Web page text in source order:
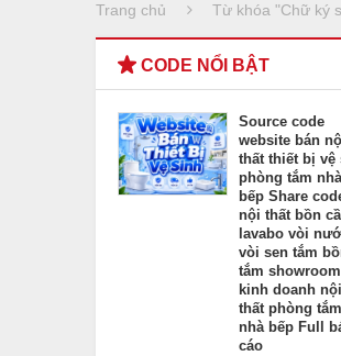
Trang chủ Từ khóa "Chữ ký
CODE NỔI BẬT
Source code
website bán
thất thiết bị vệ
phòng tắm nhà
bếp Share
nội thất bồn
lavabo vòi
vòi sen tắm
tắm showroom
kinh doanh nội
thất phòng tắm
nhà bếp Full
cáo